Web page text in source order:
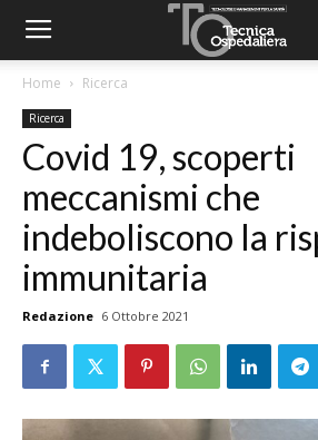
Home Ricerca
Ricerca
Covid 19, scoperti
meccanismi che
indeboliscono la
immunitaria
Redazione 6 Ottobre 2021